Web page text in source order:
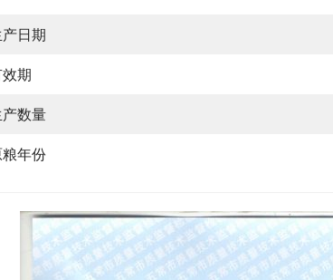
日期
期
数量
粮年份